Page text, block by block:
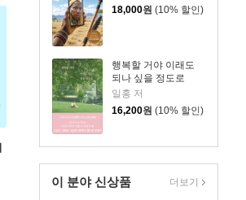
18,000원 (10% 할인)
행복할 거야 이래도
되나 싶을 정도로
일홍 저
16,200원 (10% 할인)
이 분야 신상품 더보기